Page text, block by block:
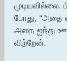
போது, “அதை
அதை ஐந்து
விற்றேன்.